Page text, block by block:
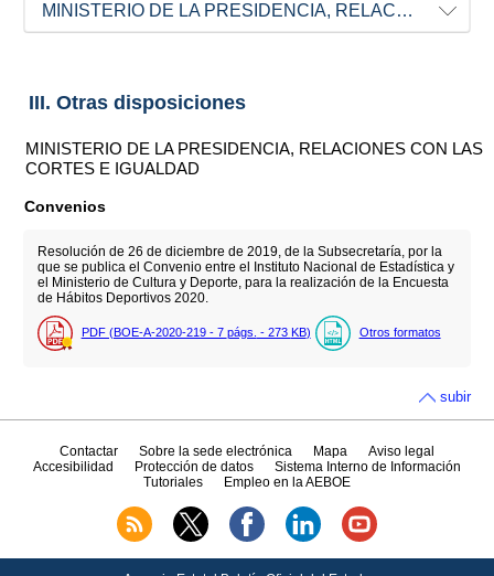
MINISTERIO DE LA PRESIDENCIA, RELACIONES CON LAS CORTES E IGUALDAD
III. Otras disposiciones
MINISTERIO DE LA PRESIDENCIA, RELACIONES CON LAS
CORTES E IGUALDAD
Convenios
Resolución de 26 de diciembre de 2019, de la Subsecretaría, por la
que se publica el Convenio entre el Instituto Nacional de Estadística y
el Ministerio de Cultura y Deporte, para la realización de la Encuesta
de Hábitos Deportivos 2020.
PDF (BOE-A-2020-219 - 7 págs. - 273 KB) Otros formatos
subir
Contactar Sobre la sede electrónica Mapa
Aviso legal
Accesibilidad
Protección de datos
Sistema Interno de Información
Tutoriales
Empleo en la AEBOE